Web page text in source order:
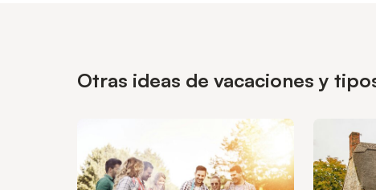
Otras ideas de vacaciones y